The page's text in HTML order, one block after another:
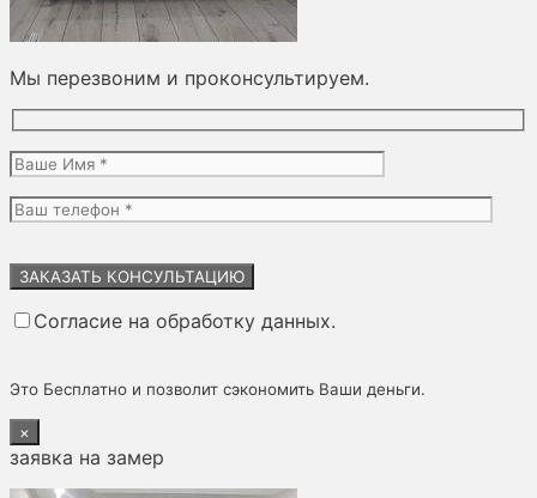
Мы перезвоним и проконсультируем.
это
пустым.
Согласие на обработку данных.
Это Бесплатно и позволит сэкономить Ваши деньги.
×
заявка на замер